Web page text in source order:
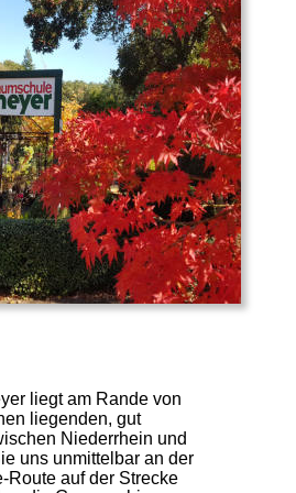
liegt am Rande von
liegenden, gut
Niederrhein und
uns unmittelbar an der
Route auf der Strecke